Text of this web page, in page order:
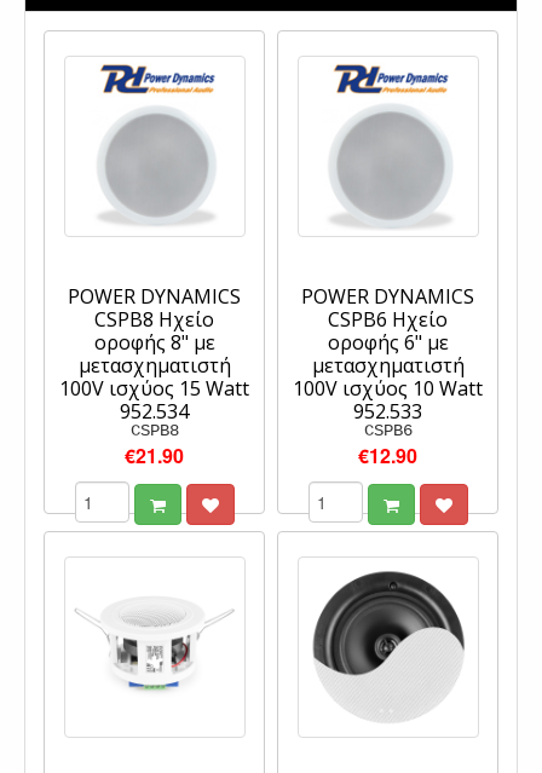
POWER DYNAMICS
CSPB8 Ηχείο
οροφής 8" με
μετασχηματιστή
100V ισχύος 15 Watt
952.534
CSPB8
€21.90
POWER DYNAMICS
CSPB6 Ηχείο
οροφής 6" με
μετασχηματιστή
100V ισχύος 10 Watt
952.533
CSPB6
€12.90